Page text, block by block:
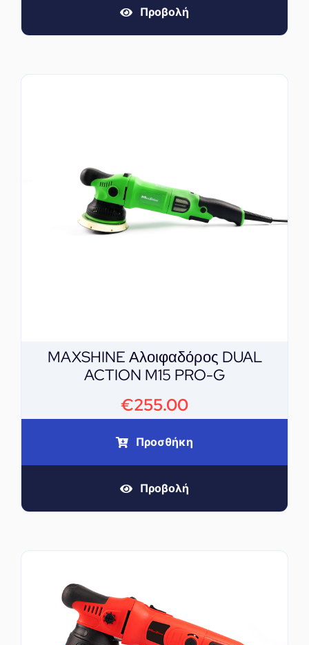
Προβολή
MAXSHINE Αλοιφαδόρος DUAL
ACTION M15 PRO-G
€255.00
Προσθήκη
Προβολή